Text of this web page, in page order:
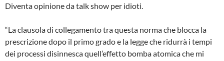
Diventa opinione da talk show per idioti.
“La clausola di collegamento tra questa norma che blocca la
prescrizione dopo il primo grado e la legge che ridurrà i tempi
dei processi disinnesca quell’effetto bomba atomica che mi